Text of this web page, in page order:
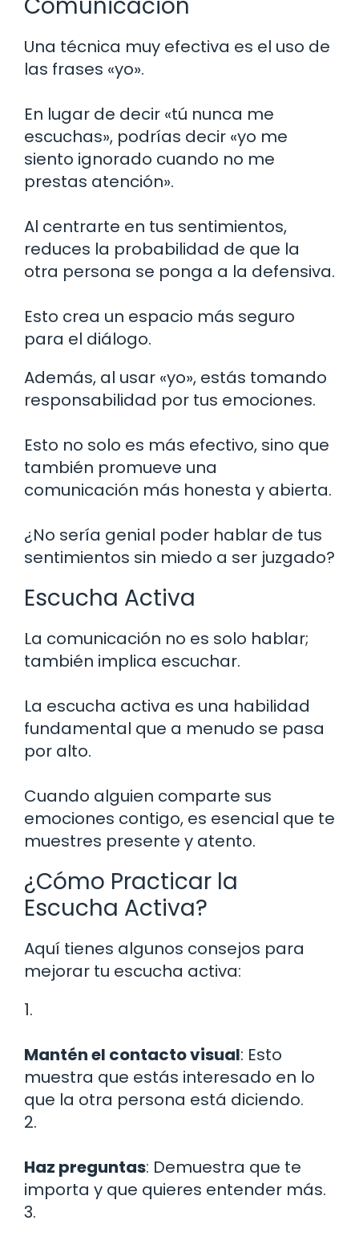
Una técnica muy efectiva es el uso de
las frases «yo».
En lugar de decir «tú nunca me
escuchas», podrías decir «yo me
siento ignorado cuando no me
prestas atención».
Al centrarte en tus sentimientos,
reduces la probabilidad de que la
otra persona se ponga a la defensiva.
Esto crea un espacio más seguro
para el diálogo.
Además, al usar «yo», estás tomando
responsabilidad por tus emociones.
Esto no solo es más efectivo, sino que
también promueve una
comunicación más honesta y abierta.
¿No sería genial poder hablar de tus
sentimientos sin miedo a ser juzgado?
Escucha Activa
La comunicación no es solo hablar;
también implica escuchar.
La escucha activa es una habilidad
fundamental que a menudo se pasa
por alto.
Cuando alguien comparte sus
emociones contigo, es esencial que te
muestres presente y atento.
¿Cómo Practicar la
Escucha Activa?
Aquí tienes algunos consejos para
mejorar tu escucha activa:
1.
Mantén el contacto visual: Esto
muestra que estás interesado en lo
que la otra persona está diciendo.
2.
Haz preguntas: Demuestra que te
importa y que quieres entender más.
3.